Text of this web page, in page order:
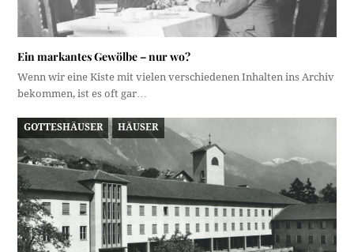
Ein markantes Gewölbe – nur wo?
Wenn wir eine Kiste mit vielen verschiedenen Inhalten ins Archiv
bekommen, ist es oft gar…
GOTTESHÄUSER HÄUSER